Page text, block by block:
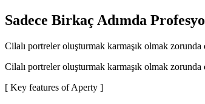
Sadece Birkaç Adımda
Cilalı portreler oluşturmak karmaşık olmak
Cilalı portreler oluşturmak karmaşık olmak
[ Key features of Aperty ]